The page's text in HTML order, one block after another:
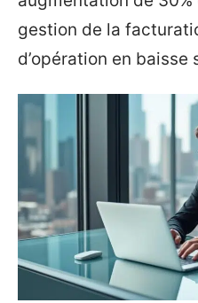
gestion de la
d’opération en